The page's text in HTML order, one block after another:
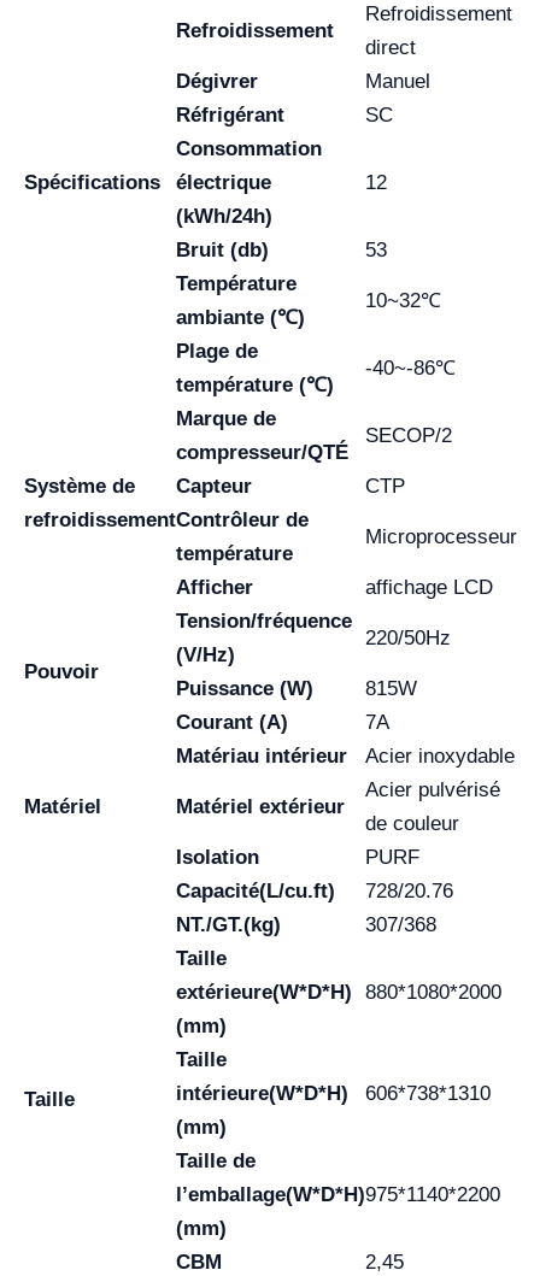
Spécifications
Refroidissement
Refroidissement
direct
Dégivrer
Manuel
Réfrigérant
SC
Consommation
électrique
(kWh/24h)
12
Bruit (db)
53
Température
ambiante (℃)
10~32℃
Plage de
température (℃)
-40~-86℃
Système de
refroidissement
Marque de
compresseur/QTÉ
SECOP/2
Capteur
CTP
Contrôleur de
température
Microprocesseur
Afficher affichage LCD
Pouvoir
Tension/fréquence
(V/Hz)
220/50Hz
Puissance (W)
815W
Courant (A)
7A
Matériel
Matériau intérieur Acier inoxydable
Matériel extérieur
Acier pulvérisé
de couleur
Isolation
PURF
Taille
Capacité(L/cu.ft)
728/20.76
NT./GT.(kg)
307/368
Taille
extérieure(W*D*H)
(mm)
880*1080*2000
Taille
intérieure(W*D*H)
(mm)
606*738*1310
Taille de
l’emballage(W*D*H)
(mm)
975*1140*2200
CBM
2,45